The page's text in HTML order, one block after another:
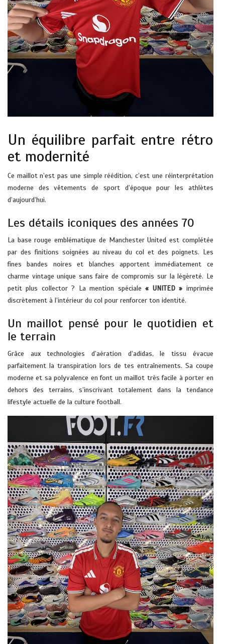
Un équilibre parfait entre rétro
et modernité
Ce maillot n’est pas une simple réédition, c’est une réinterprétation
moderne des vêtements de sport d’époque pour les athlètes
d’aujourd’hui.
Les détails iconiques des années 70
La base rouge emblématique de Manchester United est complétée
par des finitions soignées au niveau du col et des poignets. Les
fines bandes noires et blanches apportent immédiatement ce
charme vintage unique sans faire de compromis sur la légèreté. Le
petit plus collector ? La mention spéciale« UNITED » imprimée
discrètement à l’intérieur du col pour renforcer ton identité.
Un maillot pensé pour le quotidien et
le terrain
Grâce aux technologies d’aération d’adidas, le tissu évacue
parfaitement la transpiration lors de tes entraînements. Sa coupe
moderne et sa polyvalence en font un maillot très facile à porter en
dehors des terrains, s’inscrivant totalement dans la tendance
lifestyle actuelle de la culture football.